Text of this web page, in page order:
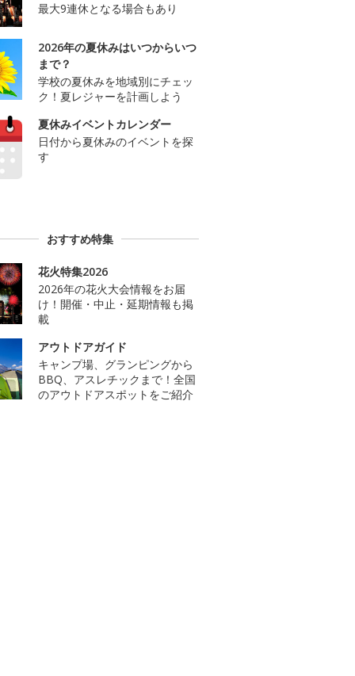
最大9連休となる場合もあり
2026年の夏休みはいつからいつ
まで？
学校の夏休みを地域別にチェッ
ク！夏レジャーを計画しよう
夏休みイベントカレンダー
日付から夏休みのイベントを探
す
おすすめ特集
花火特集2026
2026年の花火大会情報をお届
け！開催・中止・延期情報も掲
載
アウトドアガイド
キャンプ場、グランピングから
BBQ、アスレチックまで！全国
のアウトドアスポットをご紹介